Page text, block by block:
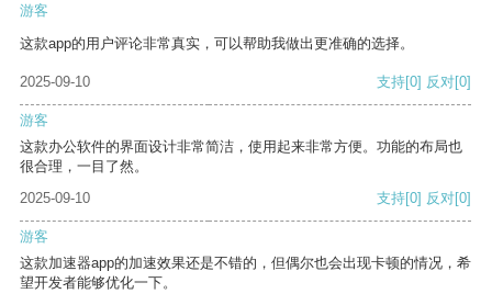
游客
这款app的用户评论非常真实，可以帮助我做出更准确的选择。
2025-09-10 支持[0] 反对[0]
游客
这款办公软件的界面设计非常简洁，使用起来非常方便。功能的布局也
很合理，一目了然。
2025-09-10
支持[0] 反对[0]
游客
这款加速器app的加速效果还是不错的，但偶尔也会出现卡顿的情况，希
望开发者能够优化一下。